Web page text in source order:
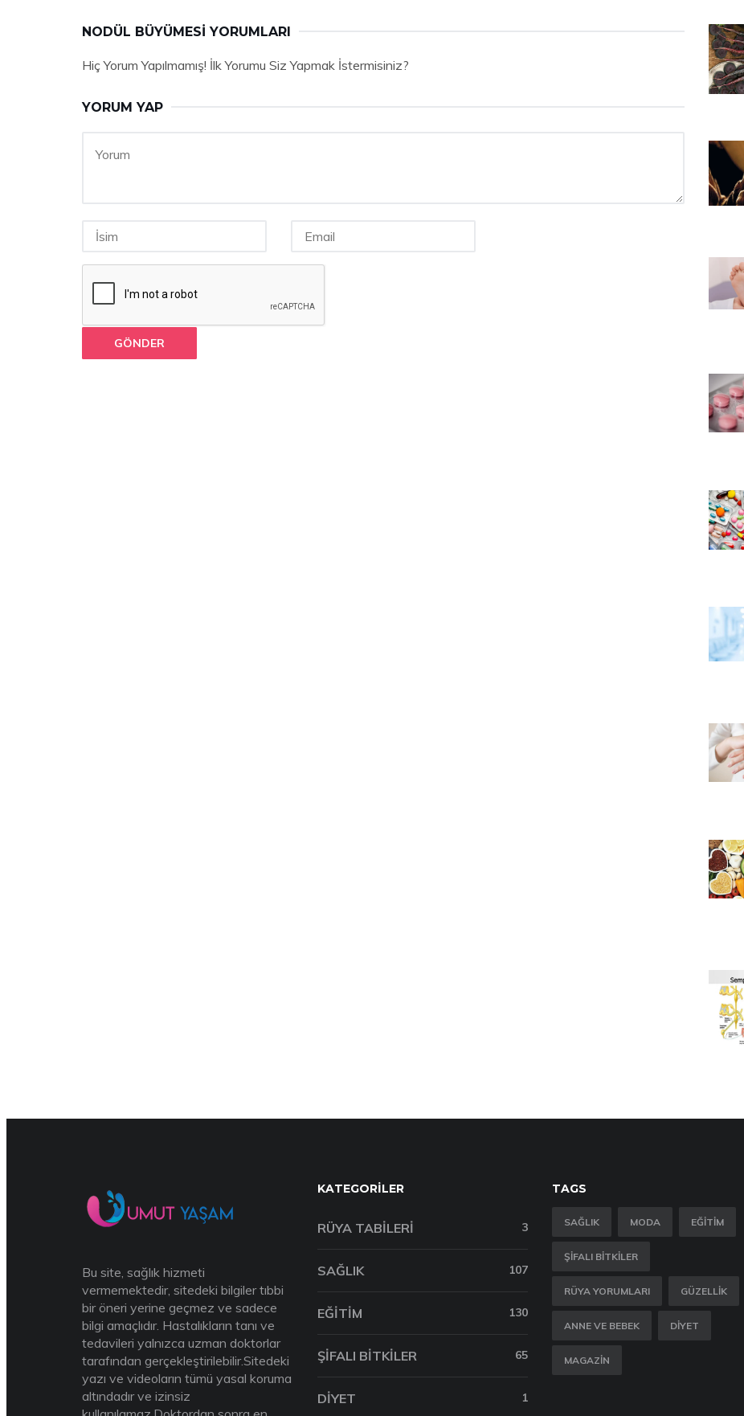
NODÜL BÜYÜMESI YORUMLARI
Hiç Yorum Yapılmamış! İlk Yorumu Siz Yapmak İstermisiniz?
YORUM YAP
GÖNDER
Bu site, sağlık hizmeti
vermemektedir, sitedeki bilgiler tıbbi
bir öneri yerine geçmez ve sadece
bilgi amaçlıdır. Hastalıkların tanı ve
tedavileri yalnızca uzman doktorlar
tarafından gerçekleştirilebilir.Sitedeki
yazı ve videoların tümü yasal koruma
altındadır ve izinsiz
KATEGORILER
RÜYA TABILERI 3
SAĞLIK 107
EĞITIM 130
ŞIFALI BITKILER 65
DIYET 1
TAGS
SAĞLIK MODA EĞITIM
ŞIFALI BITKILER
RÜYA YORUMLARI GÜZELLIK
ANNE VE BEBEK DIYET
MAGAZIN